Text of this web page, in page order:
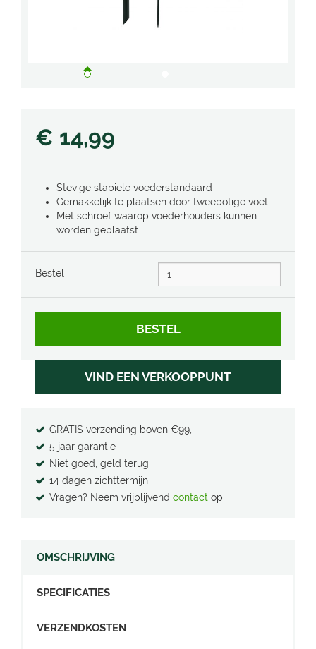
€ 14,99
Stevige stabiele voederstandaard
Gemakkelijk te plaatsen door tweepotige voet
Met schroef waarop voederhouders kunnen
worden geplaatst
Bestel
VIND EEN VERKOOPPUNT
GRATIS verzending boven €99,-
5 jaar garantie
Niet goed, geld terug
14 dagen zichttermijn
Vragen? Neem vrijblijvend contact op
OMSCHRIJVING
SPECIFICATIES
VERZENDKOSTEN